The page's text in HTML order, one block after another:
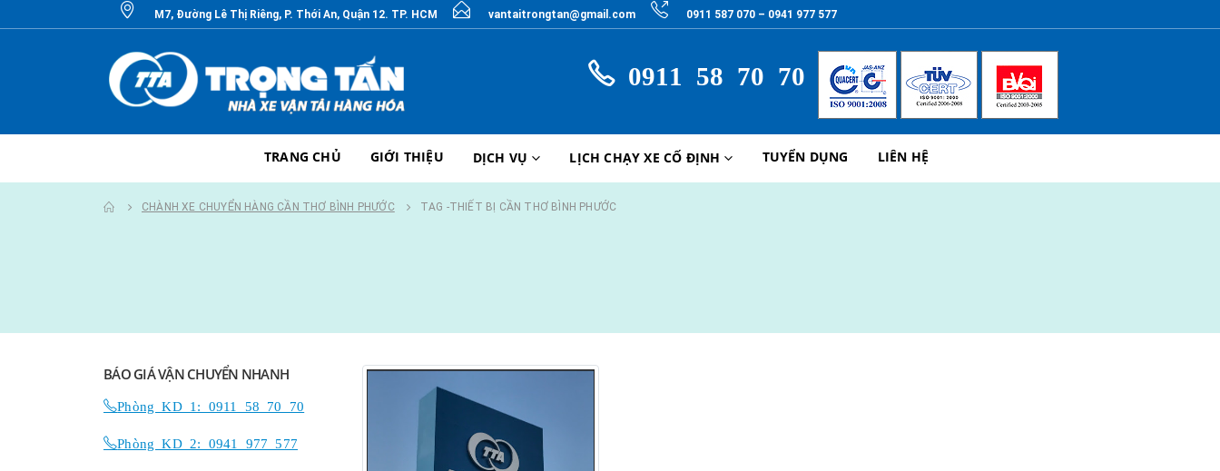
M7, Đường Lê Thị Riêng, P. Thới An, Quận 12. TP. HCM vantaitrongtan@gmail.com 0911 587 070 – 0941 977 577
0911 58 70 70
TRANG CHỦ GIỚI THIỆU DỊCH VỤ LỊCH CHẠY XE CỐ ĐỊNH TUYỂN DỤNG LIÊN HỆ
CHÀNH XE CHUYỂN HÀNG CẦN THƠ BÌNH PHƯỚC TAG -THIẾT BỊ CẦN THƠ BÌNH PHƯỚC
BÁO GIÁ VẬN CHUYỂN NHANH
Phòng KD 1: 0911 58 70 70
Phòng KD 2: 0941 977 577